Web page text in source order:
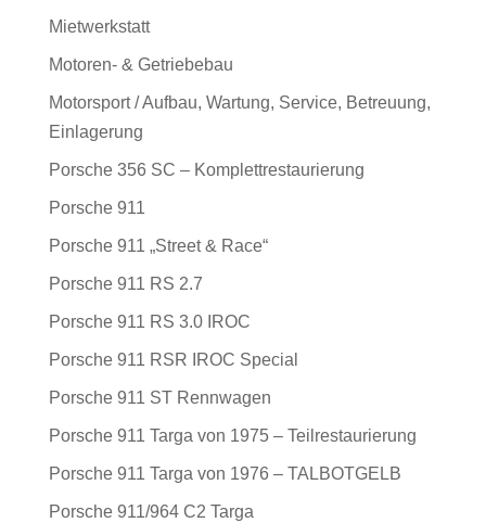
Mietwerkstatt
Motoren- & Getriebebau
Motorsport / Aufbau, Wartung, Service, Betreuung,
Einlagerung
Porsche 356 SC – Komplettrestaurierung
Porsche 911
Porsche 911 „Street & Race“
Porsche 911 RS 2.7
Porsche 911 RS 3.0 IROC
Porsche 911 RSR IROC Special
Porsche 911 ST Rennwagen
Porsche 911 Targa von 1975 – Teilrestaurierung
Porsche 911 Targa von 1976 – TALBOTGELB
Porsche 911/964 C2 Targa